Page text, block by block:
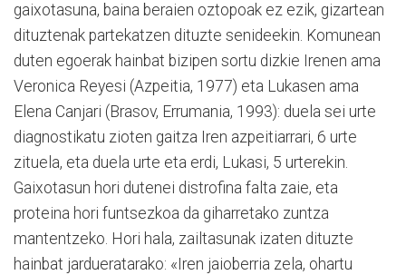
gaixotasuna, baina beraien oztopoak ez ezik, gizartean
dituztenak partekatzen dituzte senideekin. Komunean
duten egoerak hainbat bizipen sortu dizkie Irenen ama
Veronica Reyesi (Azpeitia, 1977) eta Lukasen ama
Elena Canjari (Brasov, Errumania, 1993): duela sei urte
diagnostikatu zioten gaitza Iren azpeitiarrari, 6 urte
zituela, eta duela urte eta erdi, Lukasi, 5 urterekin.
Gaixotasun hori dutenei distrofina falta zaie, eta
proteina hori funtsezkoa da giharretako zuntza
mantentzeko. Hori hala, zailtasunak izaten dituzte
hainbat jardueratarako: «Iren jaioberria zela, ohartu